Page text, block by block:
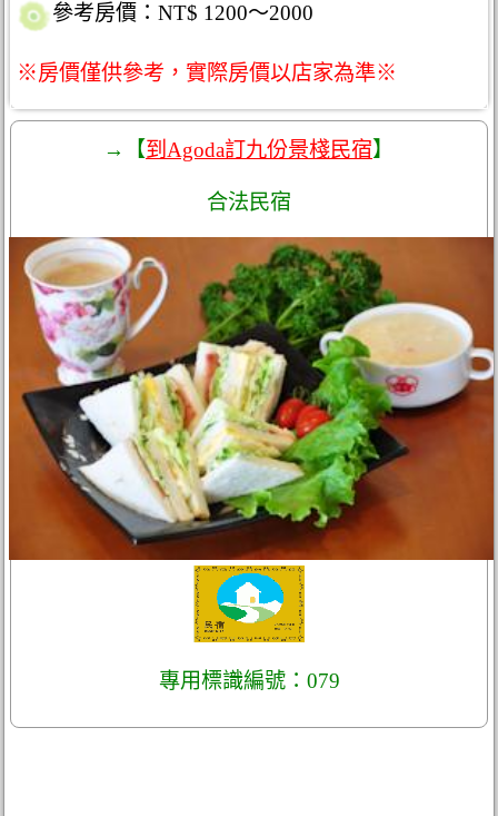
參考房價：NT$ 1200～2000
※房價僅供參考，實際房價以店家為準※
→【到Agoda訂九份景棧民宿】
合法民宿
專用標識編號：079